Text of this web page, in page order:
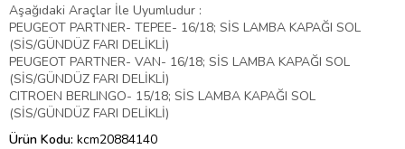
Aşağıdaki Araçlar İle Uyumludur :
PEUGEOT PARTNER- TEPEE- 16/18; SİS LAMBA KAPAĞI SOL
(SİS/GÜNDÜZ FARI DELİKLİ)
PEUGEOT PARTNER- VAN- 16/18; SİS LAMBA KAPAĞI SOL
(SİS/GÜNDÜZ FARI DELİKLİ)
CITROEN BERLINGO- 15/18; SİS LAMBA KAPAĞI SOL
(SİS/GÜNDÜZ FARI DELİKLİ)
Ürün Kodu: kcm20884140